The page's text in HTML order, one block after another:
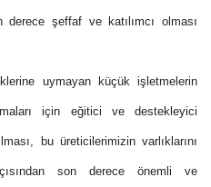
derece şeffaf ve katılımcı olması
uymayan küçük işletmelerin
için eğitici ve destekleyici
bu üreticilerimizin varlıklarını
son derece önemli ve